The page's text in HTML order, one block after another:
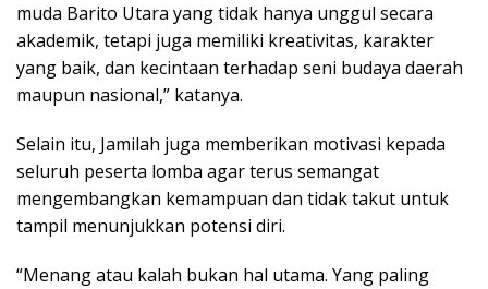
muda Barito Utara yang tidak hanya unggul secara
akademik, tetapi juga memiliki kreativitas, karakter
yang baik, dan kecintaan terhadap seni budaya daerah
maupun nasional,” katanya.
Selain itu, Jamilah juga memberikan motivasi kepada
seluruh peserta lomba agar terus semangat
mengembangkan kemampuan dan tidak takut untuk
tampil menunjukkan potensi diri.
“Menang atau kalah bukan hal utama. Yang paling